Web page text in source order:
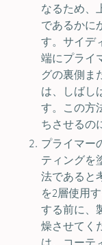
なるため、
であるかに
す。サイデ
端にプライ
グの裏側ま
は、しばし
す。この方
ちさせるの
プライマー
ティングを
法であると
を2層使用
する前に、
燥させてく